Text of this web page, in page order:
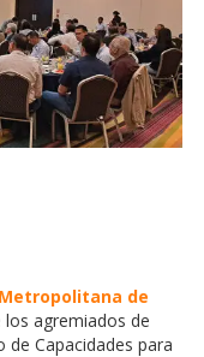
de
agremiados de
de Capacidades para